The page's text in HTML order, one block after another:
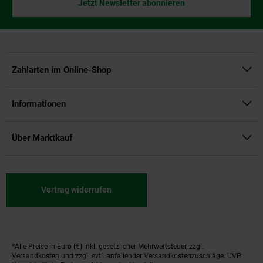
Jetzt Newsletter abonnieren
Zahlarten im Online-Shop
Informationen
Über Marktkauf
Vertrag widerrufen
Fußnoten
*Alle Preise in Euro (€) inkl. gesetzlicher Mehrwertsteuer, zzgl.
Versandkosten und zzgl. evtl. anfallender Versandkostenzuschläge. UVP: